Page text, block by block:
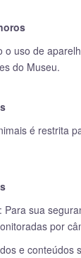
uso de
do Museu.
é restrita
sua
por
e conteúdos